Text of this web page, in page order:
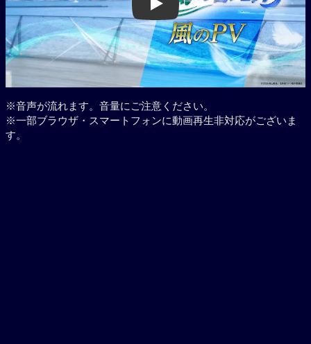
Play
※音声が流れます。音量にご注意ください。
※一部ブラウザ・スマートフォンに動画再生非対応がございま
す。